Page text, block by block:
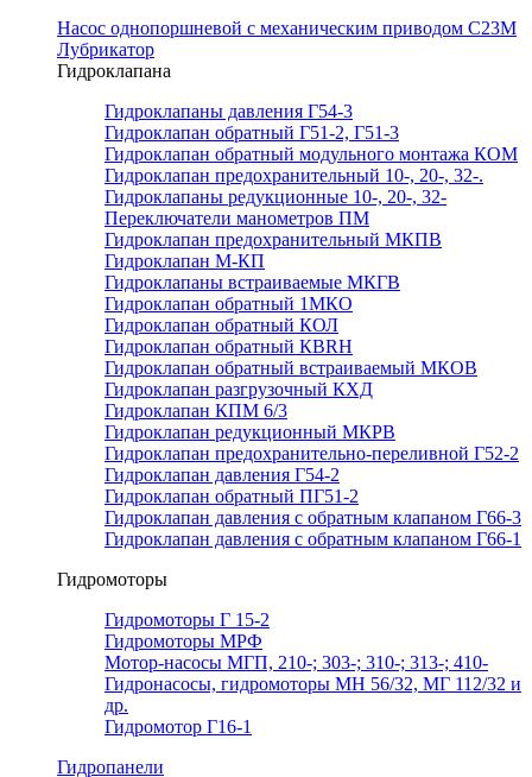
Насос однопоршневой с механическим приводом С23М
Лубрикатор
Гидроклапана
Гидроклапаны давления Г54-3
Гидроклапан обратный Г51-2, Г51-3
Гидроклапан обратный модульного монтажа КОМ
Гидроклапан предохранительный 10-, 20-, 32-.
Гидроклапаны редукционные 10-, 20-, 32-
Переключатели манометров ПМ
Гидроклапан предохранительный МКПВ
Гидроклапан М-КП
Гидроклапаны встраиваемые МКГВ
Гидроклапан обратный 1МКО
Гидроклапан обратный КОЛ
Гидроклапан обратный КВRН
Гидроклапан обратный встраиваемый МКОВ
Гидроклапан разгрузочный КХД
Гидроклапан КПМ 6/3
Гидроклапан редукционный МКРВ
Гидроклапан предохранительно-переливной Г52-2
Гидроклапан давления Г54-2
Гидроклапан обратный ПГ51-2
Гидроклапан давления с обратным клапаном Г66-3
Гидроклапан давления с обратным клапаном Г66-1
Гидромоторы
Гидромоторы Г 15-2
Гидромоторы МРФ
Мотор-насосы МГП, 210-; 303-; 310-; 313-; 410-
Гидронасосы, гидромоторы МН 56/32, МГ 112/32 и
др.
Гидромотор Г16-1
Гидропанели